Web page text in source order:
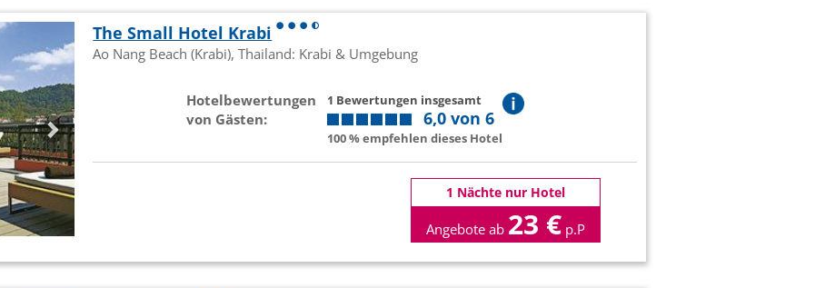
The Small Hotel Krabi
Ao Nang Beach (Krabi), Thailand: Krabi & Umgebung
Hotelbewertungen
von Gästen:
1 Bewertungen insgesamt
6,0 von 6
100 % empfehlen dieses Hotel
1 Nächte nur Hotel
Angebote ab 23 € p.P